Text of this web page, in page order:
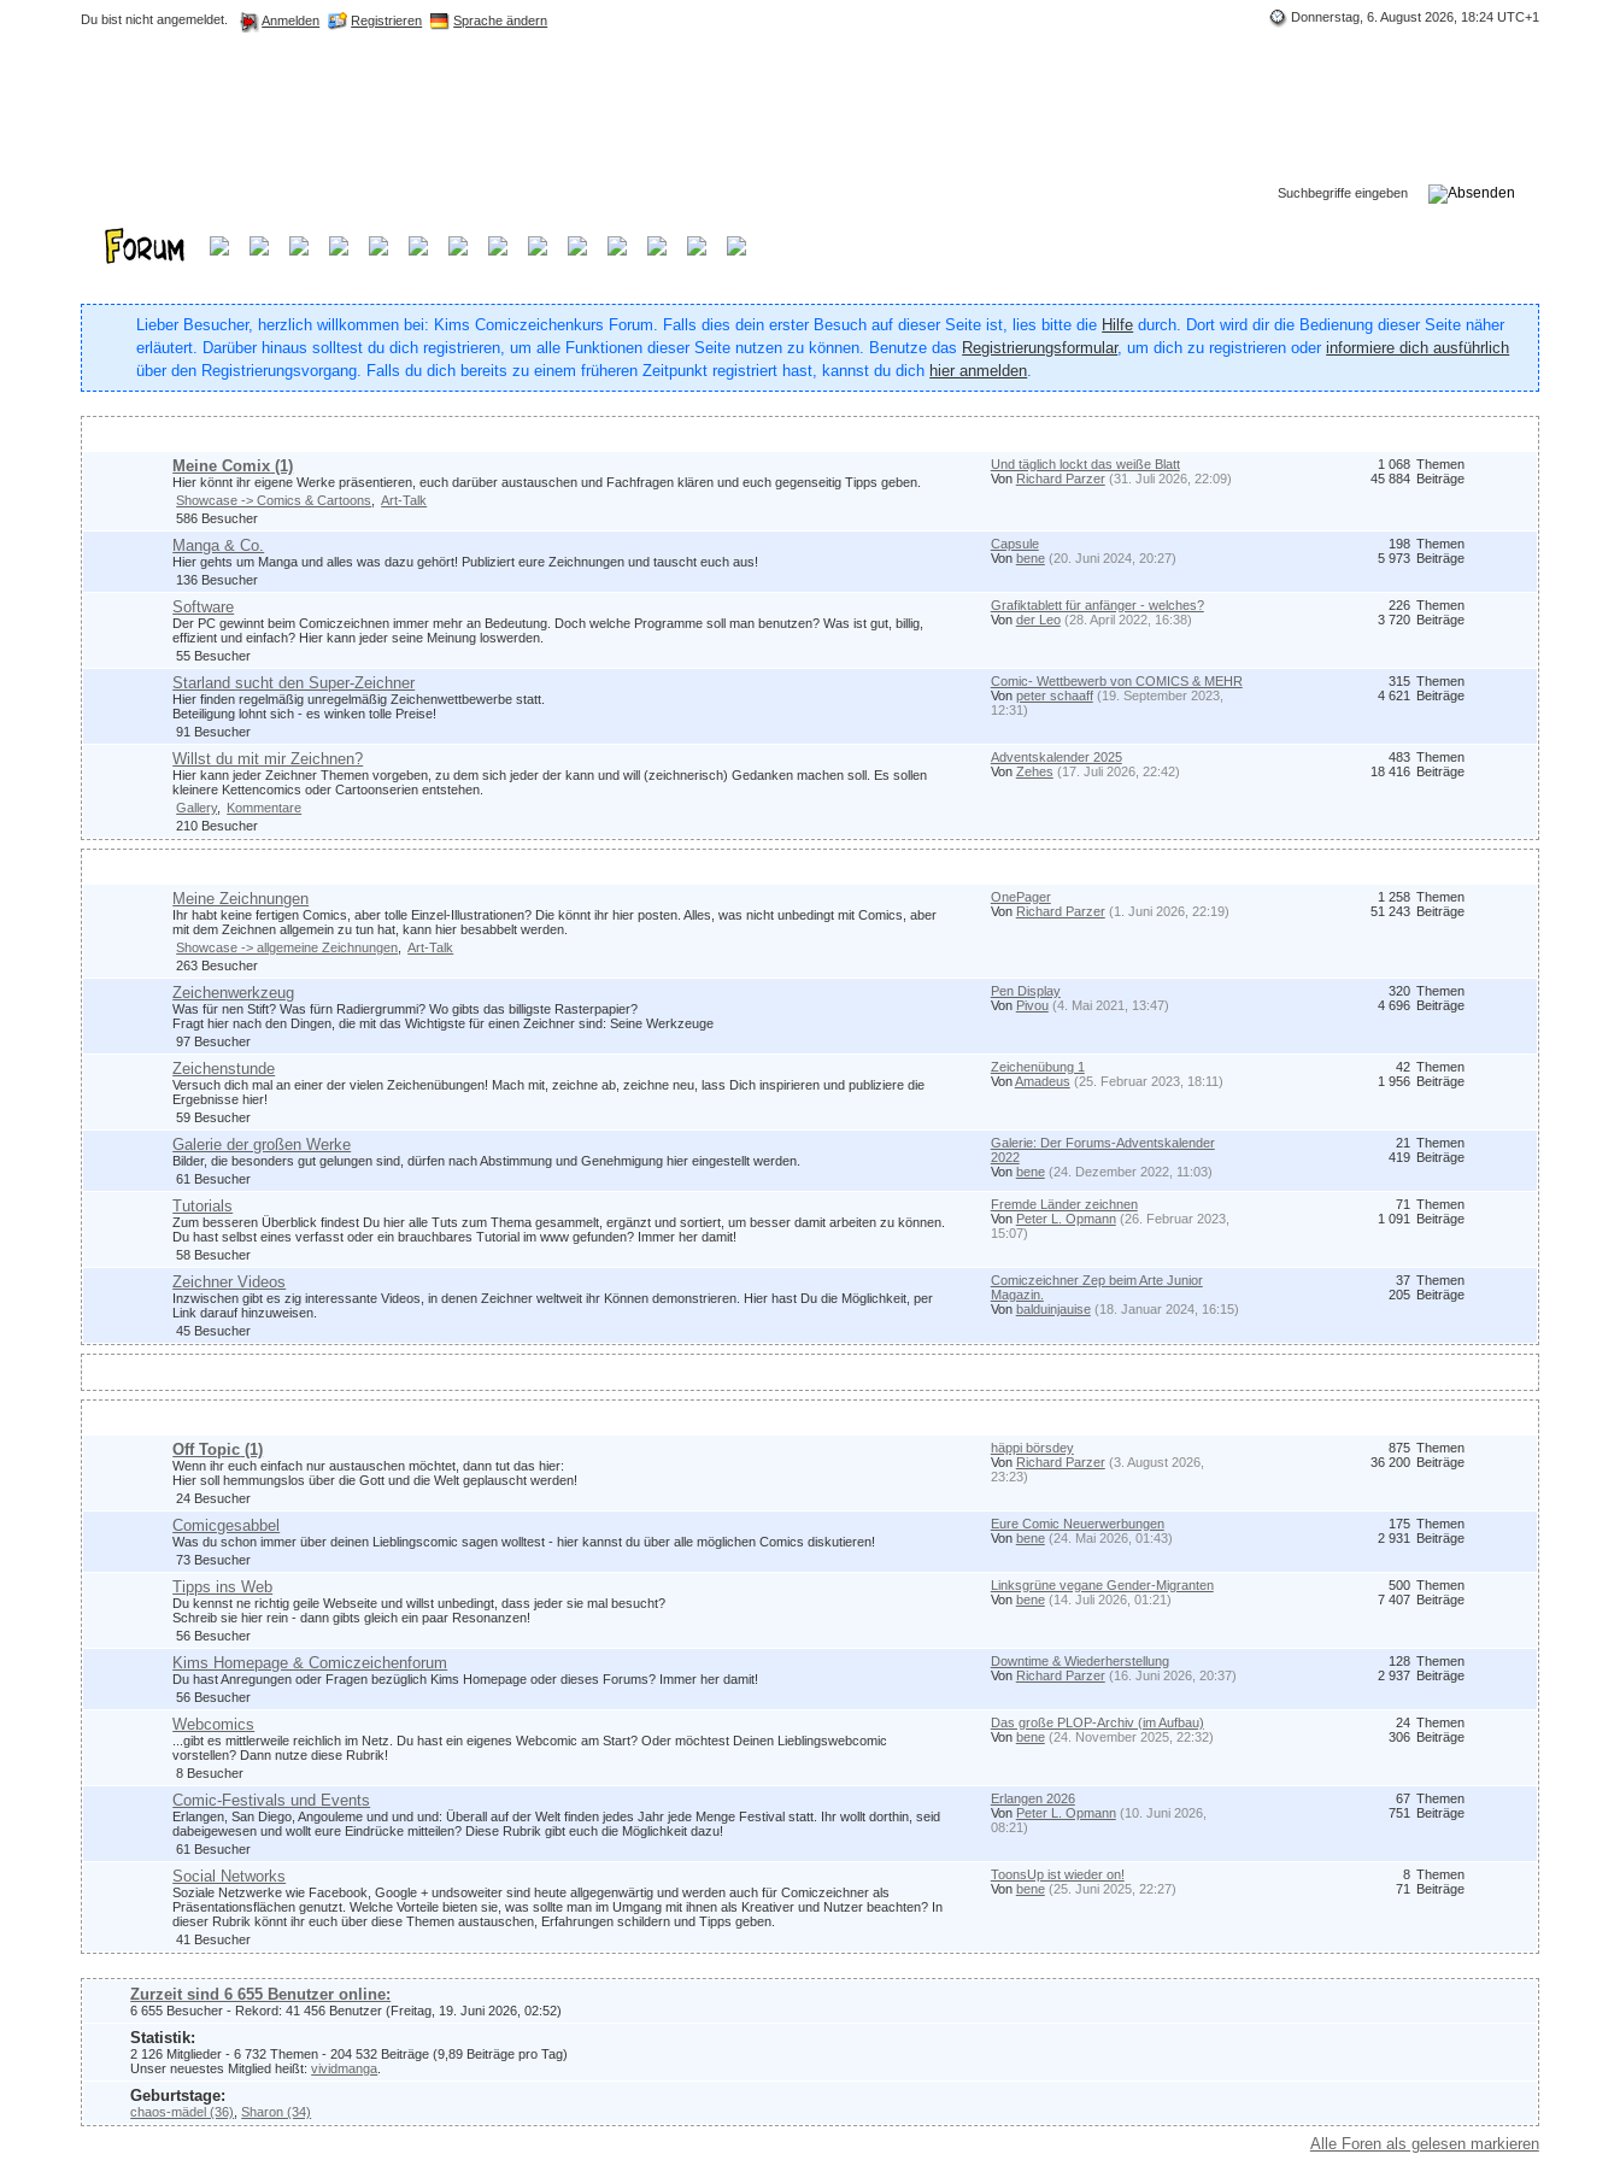
Donnerstag, 6. August 2026, 18:24 UTC+1
Du bist nicht angemeldet. Anmelden Registrieren Sprache ändern
Lieber Besucher, herzlich willkommen bei: Kims Comiczeichenkurs Forum. Falls dies dein erster Besuch auf dieser Seite ist, lies bitte die Hilfe durch. Dort wird dir die Bedienung dieser Seite näher
erläutert. Darüber hinaus solltest du dich registrieren, um alle Funktionen dieser Seite nutzen zu können. Benutze das Registrierungsformular, um dich zu registrieren oderinformiere dich ausführlich
über den Registrierungsvorgang. Falls du dich bereits zu einem früheren Zeitpunkt registriert hast, kannst du dich hier anmelden.
Meine Comix (1)
Hier könnt ihr eigene Werke präsentieren, euch darüber austauschen und Fachfragen klären und euch gegenseitig Tipps geben.
Showcase -> Comics & Cartoons
Art-Talk
586 Besucher
Und täglich lockt das weiße Blatt
Von Richard Parzer (31. Juli 2026, 22:09)
Themen
1 068
Beiträge
45 884
Manga & Co.
Hier gehts um Manga und alles was dazu gehört! Publiziert eure Zeichnungen und tauscht euch aus!
136 Besucher
Capsule
Von bene (20. Juni 2024, 20:27)
Themen
198
Beiträge
5 973
Software
Der PC gewinnt beim Comiczeichnen immer mehr an Bedeutung. Doch welche Programme soll man benutzen? Was ist gut, billig,
effizient und einfach? Hier kann jeder seine Meinung loswerden.
55 Besucher
Grafiktablett für anfänger - welches?
Von der Leo (28. April 2022, 16:38)
Themen
226
Beiträge
3 720
Starland sucht den Super-Zeichner
Hier finden regelmäßig unregelmäßig Zeichenwettbewerbe statt.
Beteiligung lohnt sich - es winken tolle Preise!
91 Besucher
Comic- Wettbewerb von COMICS & MEHR
Von peter schaaff (19. September 2023,
12:31)
Themen
315
Beiträge
4 621
Willst du mit mir Zeichnen?
Hier kann jeder Zeichner Themen vorgeben, zu dem sich jeder der kann und will (zeichnerisch) Gedanken machen soll. Es sollen
kleinere Kettencomics oder Cartoonserien entstehen.
Gallery
Kommentare
210 Besucher
Adventskalender 2025
Von Zehes (17. Juli 2026, 22:42)
Themen
483
Beiträge
18 416
Meine Zeichnungen
Ihr habt keine fertigen Comics, aber tolle Einzel-Illustrationen? Die könnt ihr hier posten. Alles, was nicht unbedingt mit Comics, aber
mit dem Zeichnen allgemein zu tun hat, kann hier besabbelt werden.
Showcase -> allgemeine Zeichnungen
Art-Talk
263 Besucher
OnePager
Von Richard Parzer (1. Juni 2026, 22:19)
Themen
1 258
Beiträge
51 243
Zeichenwerkzeug
Was für nen Stift? Was fürn Radiergrummi? Wo gibts das billigste Rasterpapier?
Fragt hier nach den Dingen, die mit das Wichtigste für einen Zeichner sind: Seine Werkzeuge
97 Besucher
Pen Display
Von Pivou (4. Mai 2021, 13:47)
Themen
320
Beiträge
4 696
Zeichenstunde
Versuch dich mal an einer der vielen Zeichenübungen! Mach mit, zeichne ab, zeichne neu, lass Dich inspirieren und publiziere die
Ergebnisse hier!
59 Besucher
Zeichenübung 1
VonAmadeus (25. Februar 2023, 18:11)
Themen
42
Beiträge
1 956
Galerie der großen Werke
Bilder, die besonders gut gelungen sind, dürfen nach Abstimmung und Genehmigung hier eingestellt werden.
61 Besucher
Galerie: Der Forums-Adventskalender
2022
Von bene (24. Dezember 2022, 11:03)
Themen
21
Beiträge
419
Tutorials
Zum besseren Überblick findest Du hier alle Tuts zum Thema gesammelt, ergänzt und sortiert, um besser damit arbeiten zu können.
Du hast selbst eines verfasst oder ein brauchbares Tutorial im www gefunden? Immer her damit!
58 Besucher
Fremde Länder zeichnen
Von Peter L. Opmann (26. Februar 2023,
15:07)
Themen
71
Beiträge
1 091
Zeichner Videos
Inzwischen gibt es zig interessante Videos, in denen Zeichner weltweit ihr Können demonstrieren. Hier hast Du die Möglichkeit, per
Link darauf hinzuweisen.
45 Besucher
Comiczeichner Zep beim Arte Junior
Magazin.
Von balduinjauise (18. Januar 2024, 16:15)
Themen
37
Beiträge
205
Off Topic (1)
Wenn ihr euch einfach nur austauschen möchtet, dann tut das hier:
Hier soll hemmungslos über die Gott und die Welt geplauscht werden!
24 Besucher
häppi börsdey
Von Richard Parzer (3. August 2026,
23:23)
Themen
875
Beiträge
36 200
Comicgesabbel
Was du schon immer über deinen Lieblingscomic sagen wolltest - hier kannst du über alle möglichen Comics diskutieren!
73 Besucher
Eure Comic Neuerwerbungen
Von bene (24. Mai 2026, 01:43)
Themen
175
Beiträge
2 931
Tipps ins Web
Du kennst ne richtig geile Webseite und willst unbedingt, dass jeder sie mal besucht?
Schreib sie hier rein - dann gibts gleich ein paar Resonanzen!
56 Besucher
Linksgrüne vegane Gender-Migranten
Von bene (14. Juli 2026, 01:21)
Themen
500
Beiträge
7 407
Kims Homepage & Comiczeichenforum
Du hast Anregungen oder Fragen bezüglich Kims Homepage oder dieses Forums? Immer her damit!
56 Besucher
Downtime & Wiederherstellung
Von Richard Parzer (16. Juni 2026, 20:37)
Themen
128
Beiträge
2 937
Webcomics
...gibt es mittlerweile reichlich im Netz. Du hast ein eigenes Webcomic am Start? Oder möchtest Deinen Lieblingswebcomic
vorstellen? Dann nutze diese Rubrik!
8 Besucher
Das große PLOP-Archiv (im Aufbau)
Von bene (24. November 2025, 22:32)
Themen
24
Beiträge
306
Comic-Festivals und Events
Erlangen, San Diego, Angouleme und und und: Überall auf der Welt finden jedes Jahr jede Menge Festival statt. Ihr wollt dorthin, seid
dabeigewesen und wollt eure Eindrücke mitteilen? Diese Rubrik gibt euch die Möglichkeit dazu!
61 Besucher
Erlangen 2026
Von Peter L. Opmann (10. Juni 2026,
08:21)
Themen
67
Beiträge
751
Social Networks
Soziale Netzwerke wie Facebook, Google + undsoweiter sind heute allgegenwärtig und werden auch für Comiczeichner als
Präsentationsflächen genutzt. Welche Vorteile bieten sie, was sollte man im Umgang mit ihnen als Kreativer und Nutzer beachten? In
dieser Rubrik könnt ihr euch über diese Themen austauschen, Erfahrungen schildern und Tipps geben.
41 Besucher
ToonsUp ist wieder on!
Von bene (25. Juni 2025, 22:27)
Themen
8
Beiträge
71
Zurzeit sind 6 655 Benutzer online:
6 655 Besucher - Rekord: 41 456 Benutzer (Freitag, 19. Juni 2026, 02:52)
Statistik:
2 126 Mitglieder - 6 732 Themen - 204 532 Beiträge (9,89 Beiträge pro Tag)
Unser neuestes Mitglied heißt:vividmanga
Geburtstage:
chaos-mädel (36) ,Sharon (34)
Alle Foren als gelesen markieren